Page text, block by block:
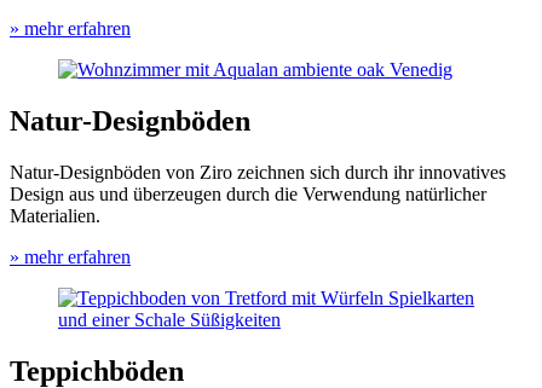
» mehr erfahren
Natur-Designböden
Natur-Designböden von Ziro zeichnen sich durch ihr innovatives
Design aus und überzeugen durch die Verwendung natürlicher
Materialien.
» mehr erfahren
Teppichböden